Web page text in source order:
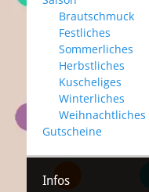
Brautschmuck
Festliches
Sommerliches
Herbstliches
Kuscheliges
Winterliches
Weihnachtliches
Gutscheine
Infos